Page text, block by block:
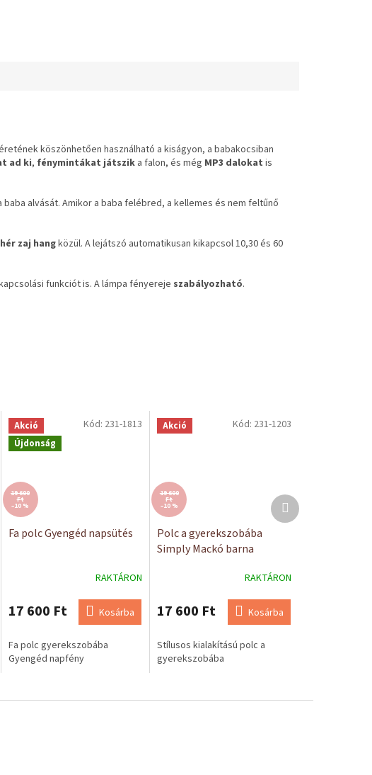
Akció
Újdonság
19 600
Ft
–10 %
Fa polc Gyengéd napsütés
RAKTÁRON
17 600 Ft Kosárba
Fa polc gyerekszobába
Gyengéd napfény
Kód: 231-1813 Akció
19 600
Ft
–10 %
Polc a gyerekszobába
Simply Mackó barna
RAKTÁRON
17 600 Ft Kosárba
Stílusos kialakítású polc a
gyerekszobába
Kód: 231-1203
Következő
termék
köszönhetően használható a kiságyon, a babakocsiban
ad ki, fénymintákat játszik a falon, és még MP3 dalokat is
alvását. Amikor a baba felébred, a kellemes és nem feltűnő
zaj hangközül. A lejátszó automatikusan kikapcsol 10,30 és 60
funkciót is. A lámpa fényereje szabályozható.